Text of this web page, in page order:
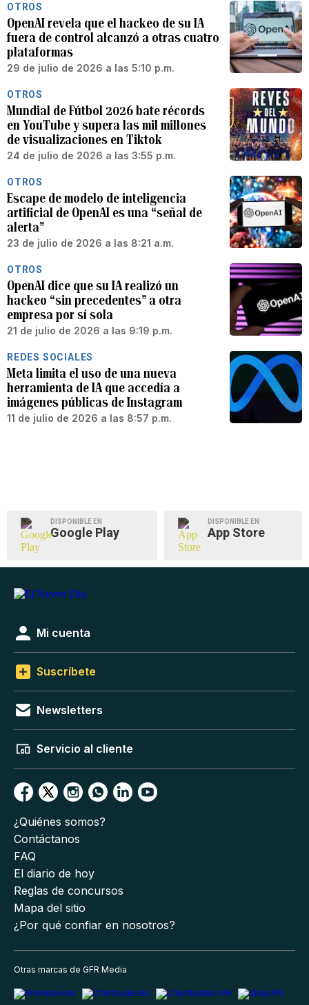
OTROS
OpenAI revela que el hackeo de su IA
fuera de control alcanzó a otras cuatro
plataformas
29 de julio de 2026 a las 5:10 p.m.
OTROS
Mundial de Fútbol 2026 bate récords
en YouTube y supera las mil millones
de visualizaciones en Tiktok
24 de julio de 2026 a las 3:55 p.m.
OTROS
Escape de modelo de inteligencia
artificial de OpenAI es una “señal de
alerta”
23 de julio de 2026 a las 8:21 a.m.
OTROS
OpenAI dice que su IA realizó un
hackeo “sin precedentes” a otra
empresa por sí sola
21 de julio de 2026 a las 9:19 p.m.
REDES SOCIALES
Meta limita el uso de una nueva
herramienta de IA que accedía a
imágenes públicas de Instagram
11 de julio de 2026 a las 8:57 p.m.
DISPONIBLE EN
Google Play
DISPONIBLE EN
App Store
Mi cuenta
Suscríbete
Newsletters
Servicio al cliente
¿Quiénes somos?
Contáctanos
FAQ
El diario de hoy
Reglas de concursos
Mapa del sitio
¿Por qué confiar en nosotros?
Otras marcas de GFR Media